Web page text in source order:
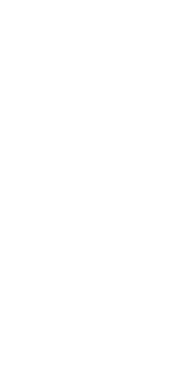
Así, han
sexuales que
educar y
centros
respetuoso e
El concejal ha
las jóvenes para
situaciones. Lo